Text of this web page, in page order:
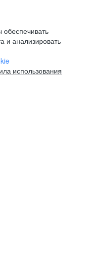
и анализировать
использования